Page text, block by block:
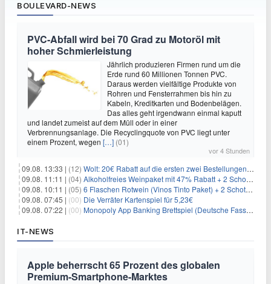
BOULEVARD-NEWS
PVC-Abfall wird bei 70 Grad zu Motoröl mit
hoher Schmierleistung
Jährlich produzieren Firmen rund um die
Erde rund 60 Millionen Tonnen PVC.
Daraus werden vielfältige Produkte von
Rohren und Fensterrahmen bis hin zu
Kabeln, Kreditkarten und Bodenbelägen.
Das alles geht irgendwann einmal kaputt
und landet zumeist auf dem Müll oder in einer
Verbrennungsanlage. Die Recyclingquote von PVC liegt unter
einem Prozent, wegen […] (01)
vor 4 Stunden
09.08. 13:33 | (12) Wolt: 20€ Rabatt auf die ersten zwei Bestellungen für Neukunden
09.08. 11:11 | (04) Alkoholfreies Weinpaket mit 47% Rabatt + 2 Schott Zwiesel Gläser GRATIS für 29,99€
09.08. 10:11 | (05) 6 Flaschen Rotwein (Vinos Tinto Paket) + 2 Schott Zwiesel Gläser für 25,99€ inkl. Versand
09.08. 07:45 | (00) Die Verräter Kartenspiel für 5,23€
09.08. 07:22 | (00) Monopoly App Banking Brettspiel (Deutsche Fassung) für 9,84€
IT-NEWS
Apple beherrscht 65 Prozent des globalen
Premium-Smartphone-Marktes